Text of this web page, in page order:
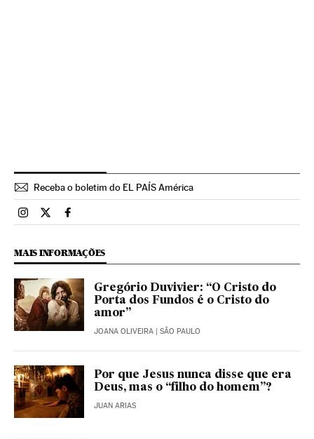
Receba o boletim do EL PAÍS América
Brasil El País Brasil en Instagram
Brasil El País Brasil en Twitter
Brasil El País Brasil en Facebook
MAIS INFORMAÇÕES
Gregório Duvivier: “O Cristo do
Porta dos Fundos é o Cristo do
amor”
JOANA OLIVEIRA | SÃO PAULO
Por que Jesus nunca disse que era
Deus, mas o “filho do homem”?
JUAN ARIAS